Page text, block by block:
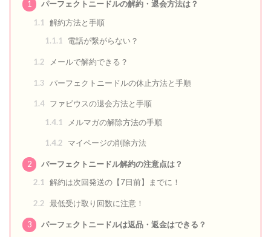
1
パーフェクトニードルの解約・退会方法は？
1.1
解約方法と手順
1.1.1
電話が繋がらない？
1.2 メールで解約できる？
1.3 パーフェクトニードルの休止方法と手順
1.4 ファビウスの退会方法と手順
1.4.1
メルマガの解除方法の手順
1.4.2 マイページの削除方法
2
パーフェクトニードル解約の注意点は？
2.1 解約は次回発送の【7日前】までに！
2.2 最低受け取り回数に注意！
3
パーフェクトニードルは返品・返金はできる？